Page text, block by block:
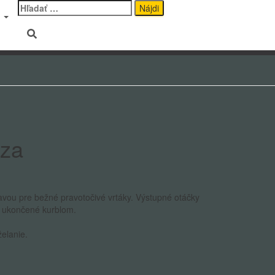
Hľadať:
pre bežné pravotočivé vrtáky. Výstupné otáčky
kurblom.